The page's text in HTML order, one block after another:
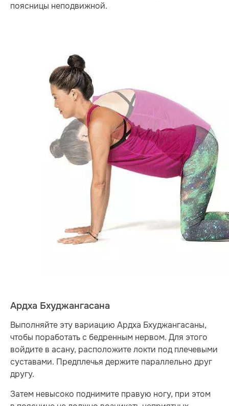
поясницы неподвижной.
Ардха Бхуджангасана
Выполняйте эту вариацию Ардха Бхуджангасаны,
чтобы поработать с бедренным нервом. Для этого
войдите в асану, расположите локти под плечевыми
суставами. Предплечья держите параллельно друг
другу.
Затем невысоко поднимите правую ногу, при этом